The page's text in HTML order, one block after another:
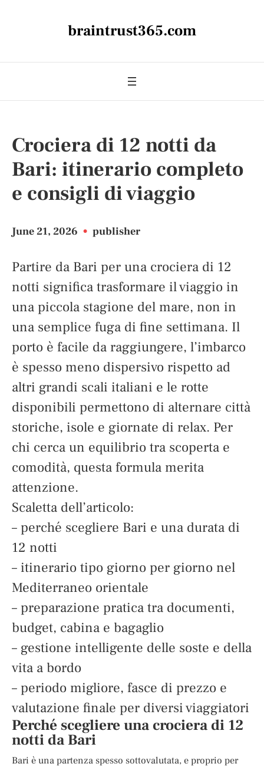
braintrust365.com
Crociera di 12 notti da
Bari: itinerario completo
e consigli di viaggio
June 21, 2026 • publisher
Partire da Bari per una crociera di 12
notti significa trasformare il viaggio in
una piccola stagione del mare, non in
una semplice fuga di fine settimana. Il
porto è facile da raggiungere, l’imbarco
è spesso meno dispersivo rispetto ad
altri grandi scali italiani e le rotte
disponibili permettono di alternare città
storiche, isole e giornate di relax. Per
chi cerca un equilibrio tra scoperta e
comodità, questa formula merita
attenzione.
Scaletta dell’articolo:
– perché scegliere Bari e una durata di
12 notti
– itinerario tipo giorno per giorno nel
Mediterraneo orientale
– preparazione pratica tra documenti,
budget, cabina e bagaglio
– gestione intelligente delle soste e della
vita a bordo
– periodo migliore, fasce di prezzo e
valutazione finale per diversi viaggiatori
Perché scegliere una crociera di 12
notti da Bari
Bari è una partenza spesso sottovalutata, e proprio per